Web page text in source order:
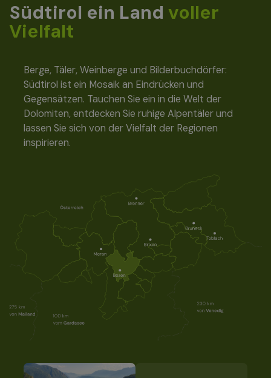
Südtirol ein Land voller
Vielfalt
Berge, Täler, Weinberge und Bilderbuchdörfer:
Südtirol ist ein Mosaik an Eindrücken und
Gegensätzen. Tauchen Sie ein in die Welt der
Dolomiten, entdecken Sie ruhige Alpentäler und
lassen Sie sich von der Vielfalt der Regionen
inspirieren.